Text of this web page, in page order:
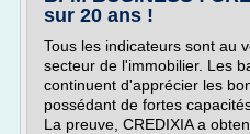
sur 20 ans !
Tous les indicateurs sont au
secteur de l'immobilier. Les
continuent d'apprécier les
possédant de fortes
La preuve, CREDIXIA a